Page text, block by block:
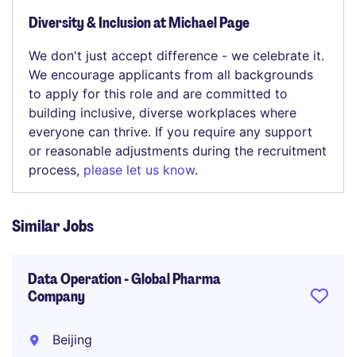
Diversity & Inclusion at Michael Page
We don't just accept difference - we celebrate it.
We encourage applicants from all backgrounds
to apply for this role and are committed to
building inclusive, diverse workplaces where
everyone can thrive. If you require any support
or reasonable adjustments during the recruitment
process, please let us know.
Similar Jobs
Data Operation - Global Pharma
Company
Beijing